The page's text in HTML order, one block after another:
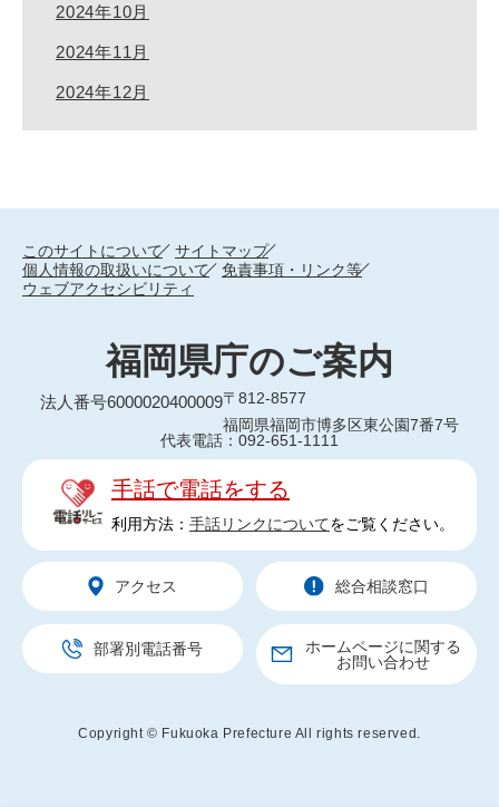
2024年10月
2024年11月
2024年12月
このサイトについて
サイトマップ
個人情報の取扱いについて
免責事項・リンク等
ウェブアクセシビリティ
福岡県庁のご案内
法人番号6000020400009〒812-8577
福岡県福岡市博多区東公園7番7号
代表電話：092-651-1111
手話で電話をする
利用方法： 手話リンクについてをご覧ください。
アクセス 総合相談窓口
部署別電話番号
ホームページに関する
お問い合わせ
Copyright © Fukuoka Prefecture All rights reserved.